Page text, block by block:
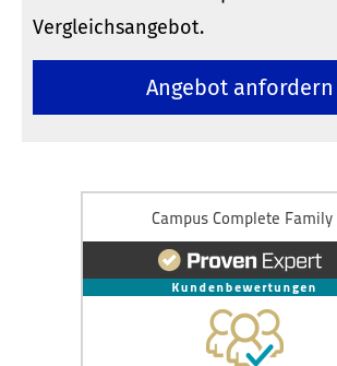
Vergleichsangebot.
An­ge­bot an­for­dern